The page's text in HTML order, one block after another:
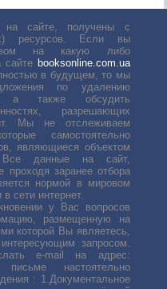
на сайте, получены с
ресурсов. Если вы
на какую либо
booksonline.com.ua
в будущем, то мы
по удалению
а также обсудить
разрешающих
Мы не отслеживаем
самостоятельно
являющиеся объектом
Все данные на сайт,
проходя заранее отбора
нормой в мировом
сети интернет.
у Вас вопросов
размещенную на
которой Вы являетесь,
запросом.
е-mail на адрес:
настоятельно
: 1.Документальное